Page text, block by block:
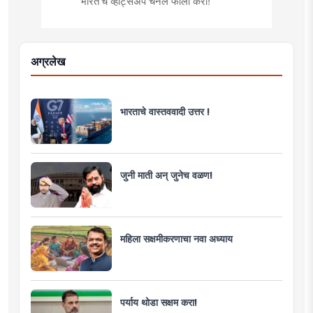
अग्रलेख
भारताचे वास्तववादी उत्तर !
जुनी माती अन् जुनेच वळण!
महिला सक्षमीकरणाचा नवा अध्याय
पर्याय थोडा सक्षम करा!